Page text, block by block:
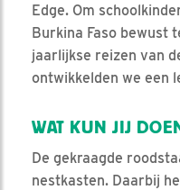
Edge. Om
Burkina Faso bewust
jaarlijkse reizen van
ontwikkelden we een
WAT KUN JIJ
De gekraagde
nestkasten. Daarbij